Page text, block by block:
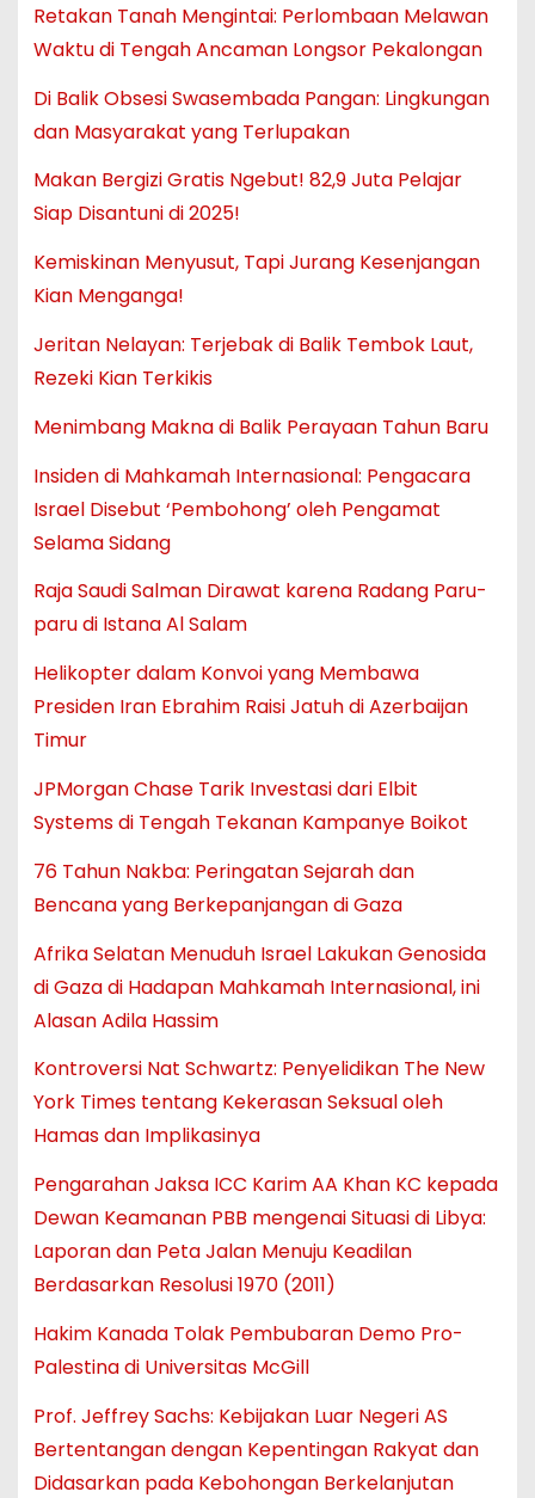
Retakan Tanah Mengintai: Perlombaan Melawan
Waktu di Tengah Ancaman Longsor Pekalongan
Di Balik Obsesi Swasembada Pangan: Lingkungan
dan Masyarakat yang Terlupakan
Makan Bergizi Gratis Ngebut! 82,9 Juta Pelajar
Siap Disantuni di 2025!
Kemiskinan Menyusut, Tapi Jurang Kesenjangan
Kian Menganga!
Jeritan Nelayan: Terjebak di Balik Tembok Laut,
Rezeki Kian Terkikis
Menimbang Makna di Balik Perayaan Tahun Baru
Insiden di Mahkamah Internasional: Pengacara
Israel Disebut ‘Pembohong’ oleh Pengamat
Selama Sidang
Raja Saudi Salman Dirawat karena Radang Paru-
paru di Istana Al Salam
Helikopter dalam Konvoi yang Membawa
Presiden Iran Ebrahim Raisi Jatuh di Azerbaijan
Timur
JPMorgan Chase Tarik Investasi dari Elbit
Systems di Tengah Tekanan Kampanye Boikot
76 Tahun Nakba: Peringatan Sejarah dan
Bencana yang Berkepanjangan di Gaza
Afrika Selatan Menuduh Israel Lakukan Genosida
di Gaza di Hadapan Mahkamah Internasional, ini
Alasan Adila Hassim
Kontroversi Nat Schwartz: Penyelidikan The New
York Times tentang Kekerasan Seksual oleh
Hamas dan Implikasinya
Pengarahan Jaksa ICC Karim AA Khan KC kepada
Dewan Keamanan PBB mengenai Situasi di Libya:
Laporan dan Peta Jalan Menuju Keadilan
Berdasarkan Resolusi 1970 (2011)
Hakim Kanada Tolak Pembubaran Demo Pro-
Palestina di Universitas McGill
Prof. Jeffrey Sachs: Kebijakan Luar Negeri AS
Bertentangan dengan Kepentingan Rakyat dan
Didasarkan pada Kebohongan Berkelanjutan